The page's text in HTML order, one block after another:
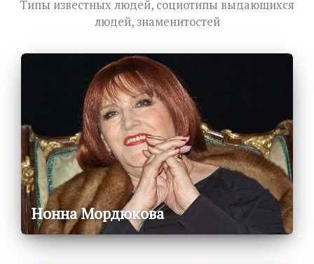
Типы известных людей, социотипы выдающихся
людей, знаменитостей
Нонна Мордюкова